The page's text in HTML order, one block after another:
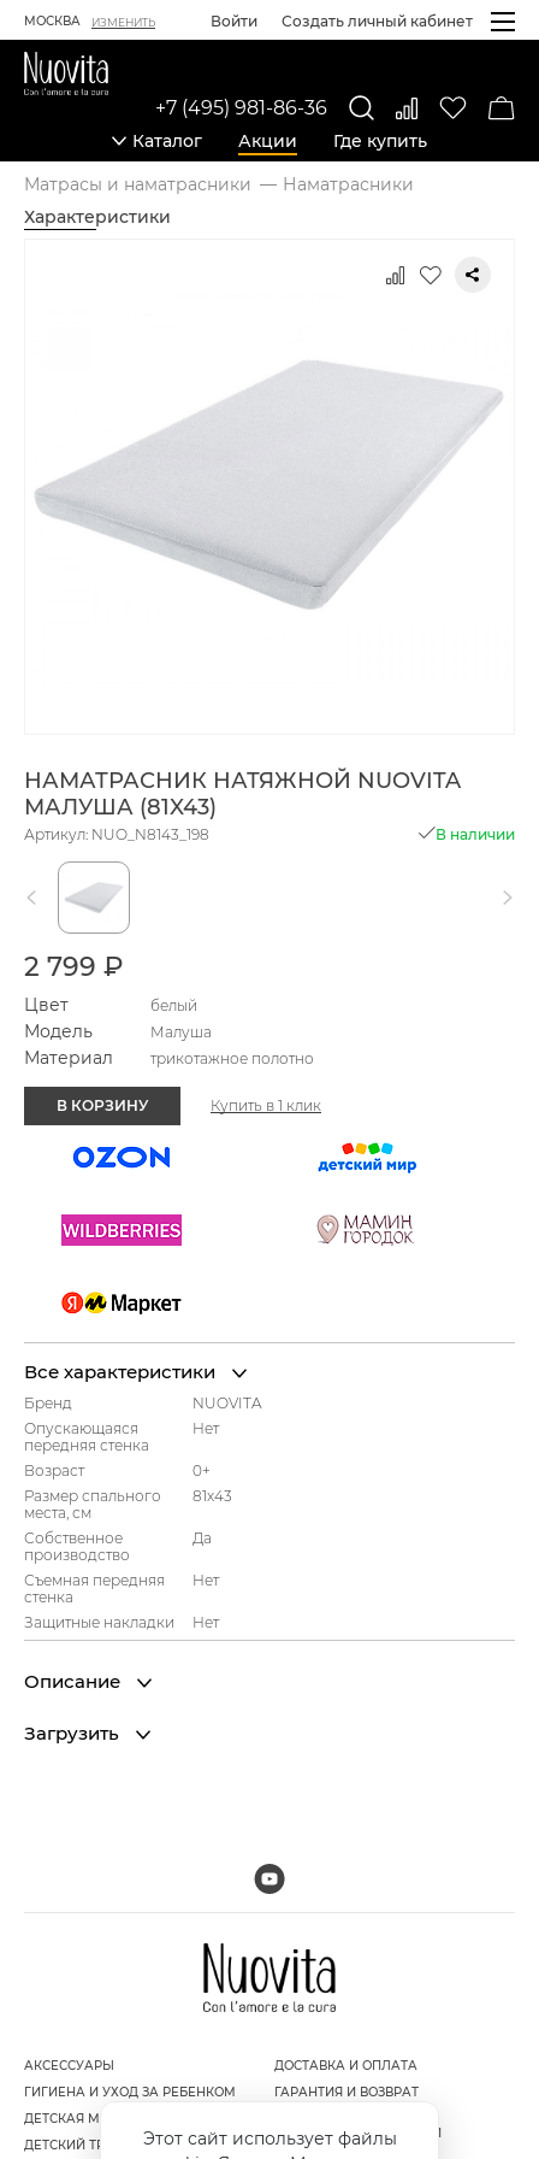
МОСКВА ИЗМЕНИТЬ Войти Создать личный кабинет
Каталог Акции Где купить
+7 (495) 981-86-36
Матрасы и наматрасники
Наматрасники
Характеристики
НАМАТРАСНИК НАТЯЖНОЙ NUOVITA
МАЛУША (81X43)
Артикул: NUO_N8143_198 В наличии
2 799 ₽
Цвет белый
Модель Малуша
Материал трикотажное полотно
В КОРЗИНУ Купить в 1 клик
Все характеристики
Бренд
NUOVITA
Опускающаяся
передняя стенка
Нет
Возраст
0+
Размер спального
места, см
81x43
Собственное
производство
Да
Съемная передняя
стенка
Нет
Защитные накладки Нет
Описание
Загрузить
АКСЕССУАРЫ
ГИГИЕНА И УХОД ЗА РЕБЕНКОМ
ДЕТСКАЯ МЕБЕЛЬ
ДЕТСКИЙ ТРАНСПОРТ
ДОСТАВКА И ОПЛАТА
ГАРАНТИЯ И ВОЗВРАТ
КОНФИДЕНЦИАЛЬНОСТИ
Этот сайт использует файлы